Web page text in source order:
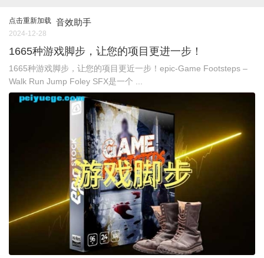
点击重新加载 音效助手
2024-12-28
1665种游戏脚步，让您的项目更进一步！
1665种游戏脚步，让您的项目更近一步！epic-Game Footsteps –
Walk Run Jump Foley SFX是一个 ...